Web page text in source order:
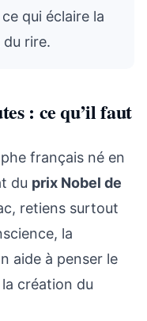
qui éclaire la
rire.
: ce qu’il faut
français né en
du prix Nobel de
retiens surtout
la
aide à penser le
création du